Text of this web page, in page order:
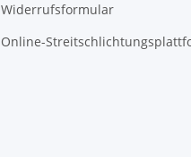
Widerrufsformular
Online-